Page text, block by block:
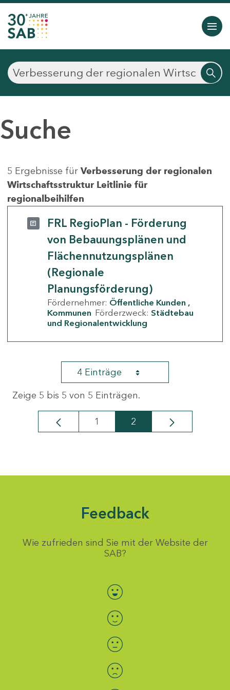
Suche
5 Ergebnisse für Verbesserung der regionalen
Wirtschaftsstruktur Leitlinie für
regionalbeihilfen
FRL RegioPlan - Förderung
von Bebauungsplänen und
Flächennutzungsplänen
(Regionale
Planungsförderung)
Fördernehmer: Öffentliche Kunden
Kommunen Förderzweck: Städtebau
und Regionalentwicklung
4 Einträge
Zeige 5 bis 5 von 5 Einträgen.
Seite
1 Seite
2
Feedback
Wie zufrieden sind Sie mit der Website der
SAB?
Bewertung auswählen